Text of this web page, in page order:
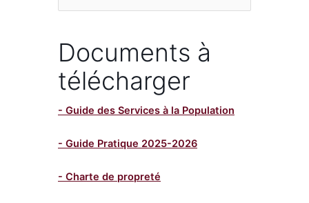
Documents à
télécharger
- Guide des Services à la Population
- Guide Pratique 2025-2026
- Charte de propreté